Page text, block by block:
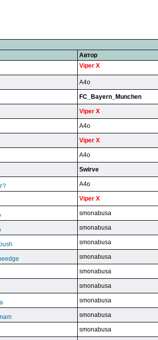
Автор
Viper X
A4o
FC_Bayern_Munchen
Viper X
A4o
Viper X
A4o
Swirve
A4o
Viper X
smonabusa
smonabusa
smonabusa
smonabusa
smonabusa
smonabusa
smonabusa
smonabusa
smonabusa